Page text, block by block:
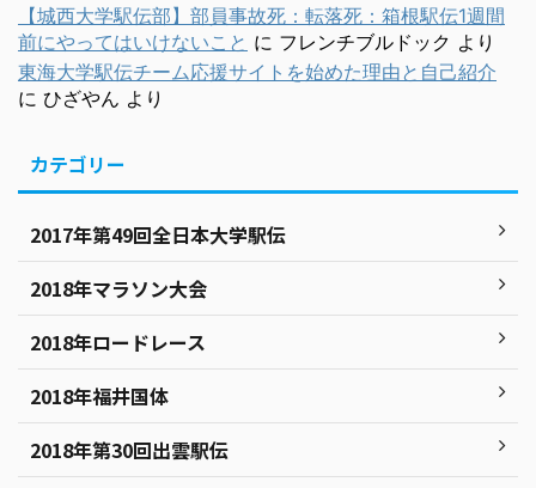
【城西大学駅伝部】部員事故死：転落死：箱根駅伝1週間
前にやってはいけないこと に フレンチブルドック より
東海大学駅伝チーム応援サイトを始めた理由と自己紹介
に ひざやん より
カテゴリー
2017年第49回全日本大学駅伝
2018年マラソン大会
2018年ロードレース
2018年福井国体
2018年第30回出雲駅伝